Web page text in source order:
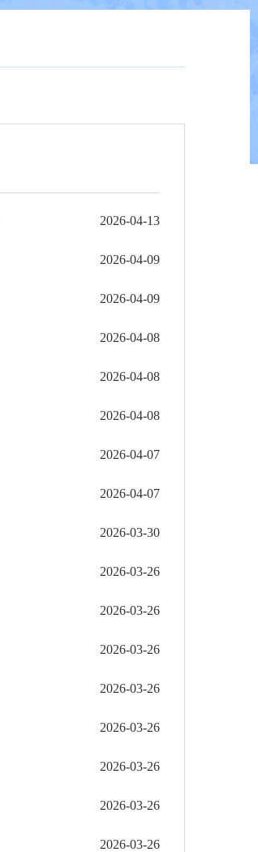
2026-04-13
2026-04-09
2026-04-09
2026-04-08
2026-04-08
2026-04-08
2026-04-07
2026-04-07
2026-03-30
2026-03-26
2026-03-26
2026-03-26
2026-03-26
2026-03-26
2026-03-26
2026-03-26
2026-03-26